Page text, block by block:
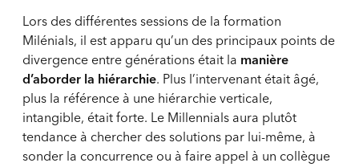
Lors des différentes sessions de la formation
Milénials, il est apparu qu’un des principaux points de
divergence entre générations était la manière
d’aborder la hiérarchie. Plus l’intervenant était âgé,
plus la référence à une hiérarchie verticale,
intangible, était forte. Le Millennials aura plutôt
tendance à chercher des solutions par lui-même, à
sonder la concurrence ou à faire appel à un collègue